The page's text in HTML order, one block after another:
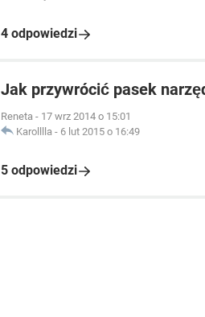
4 odpowiedzi
Jak przywrócić pasek
Reneta - 17 wrz 2014 o 15:01
Karolllla - 6 lut 2015 o 16:49
5 odpowiedzi